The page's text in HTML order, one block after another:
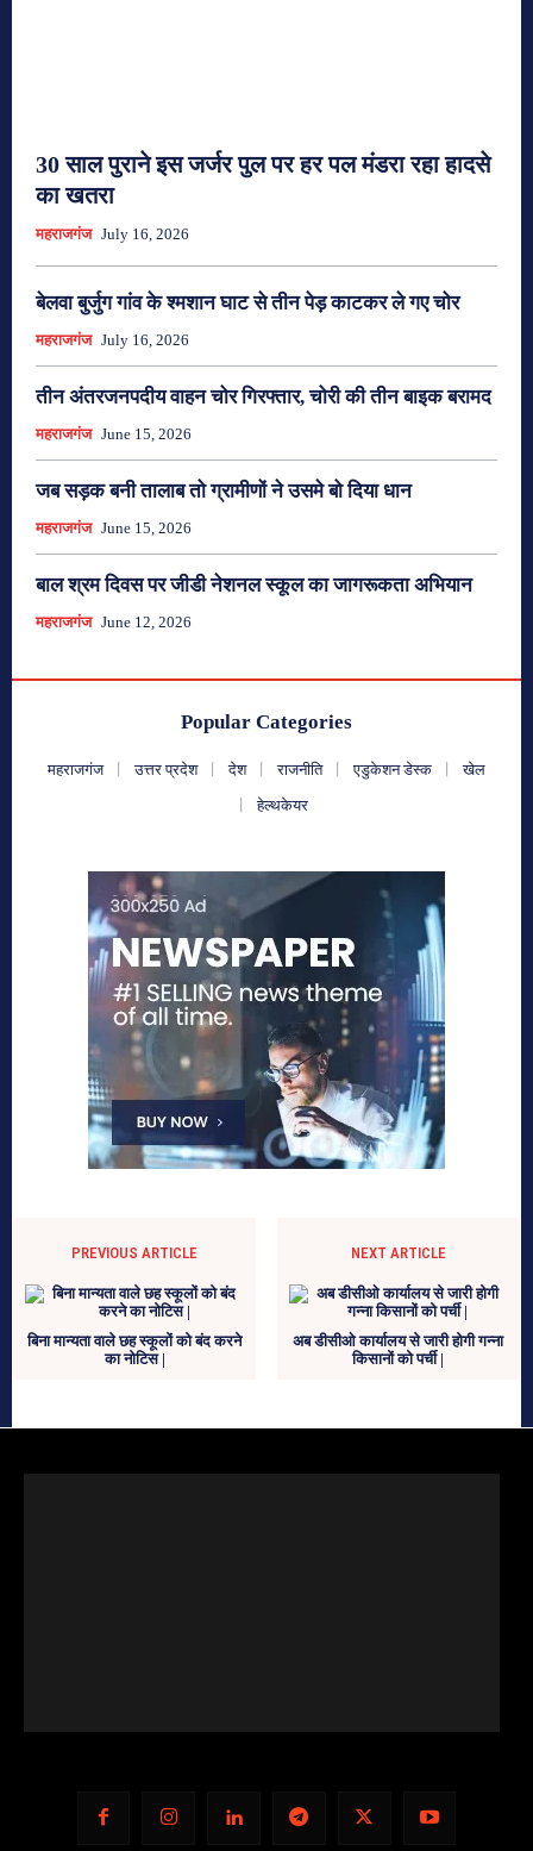
30 साल पुराने इस जर्जर पुल पर हर पल मंडरा रहा हादसे
का खतरा
महराजगंज July 16, 2026
बेलवा बुर्जुग गांव के श्मशान घाट से तीन पेड़ काटकर ले गए चोर
महराजगंज July 16, 2026
तीन अंतरजनपदीय वाहन चोर गिरफ्तार, चोरी की तीन बाइक बरामद
महराजगंज June 15, 2026
जब सड़क बनी तालाब तो ग्रामीणों ने उसमे बो दिया धान
महराजगंज June 15, 2026
बाल श्रम दिवस पर जीडी नेशनल स्कूल का जागरूकता अभियान
महराजगंज June 12, 2026
Popular Categories
महराजगंज उत्तर प्रदेश देश राजनीति एडुकेशन डेस्क
खेल
हेल्थकेयर
PREVIOUS ARTICLE
बिना मान्यता वाले छह स्कूलों को बंद करने
का नोटिस |
NEXT ARTICLE
अब डीसीओ कार्यालय से जारी होगी गन्ना
किसानों को पर्ची |